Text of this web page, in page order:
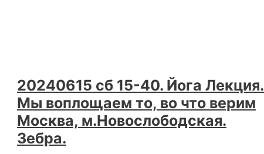
20240615 сб 15-40. Йога Лекция.
Мы воплощаем то, во что верим
Москва, м.Новослободская.
Зебра.